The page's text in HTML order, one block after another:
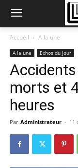
Accueil A la une
A la une Echos du jour
morts et
heures
Par Administrateur - 11